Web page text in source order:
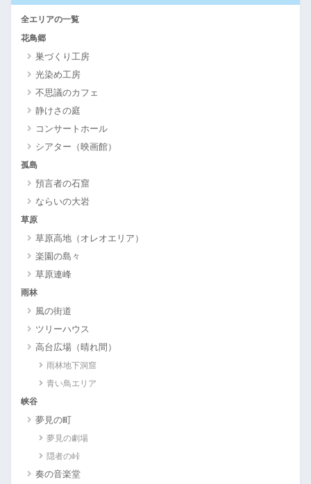
全エリアの一覧
花鳥郷
巣づくり工房
光染め工房
不思議のカフェ
静けさの庭
コンサートホール
シアター（映画館）
孤島
預言者の石窟
ならいの大岩
草原
草原高地（オレオエリア）
楽園の島々
草原連峰
雨林
風の街道
ツリーハウス
高台広場（晴れ間）
雨林地下洞窟
青い鳥エリア
峡谷
夢見の町
夢見の劇場
隠者の峠
奏の音楽堂